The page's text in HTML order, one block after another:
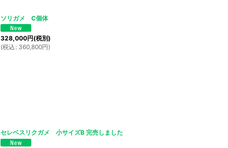
ソリガメ C個体
328,000円(税別)
(税込 : 360,800円)
セレベスリクガメ 小サイズB 完売しました